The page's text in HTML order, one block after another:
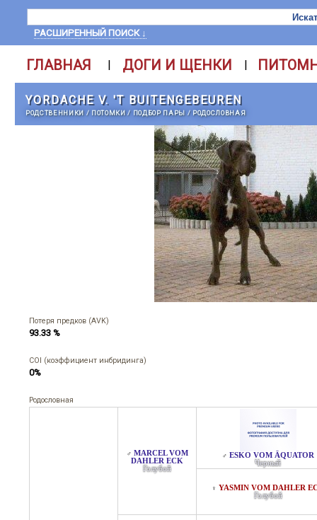
РАСШИРЕННЫЙ ПОИСК ↓
ГЛАВНАЯ | ДОГИ И ЩЕНКИ |
YORDACHE V. 'T BUITENGEBEUREN
РОДСТВЕННИКИ / ПОТОМКИ/ ПОДБОР ПАРЫ / РОДОСЛОВНАЯ
Потеря предков (AVK)
93.33 %
COI (коэффициент инбридинга)
0%
Родословная
♂ MARCEL VOM
DAHLER ECK
Голубой
♂ ESKO VOM ÄQUATOR
Черный
♀ YASMIN VOM DAHLER
Голубой